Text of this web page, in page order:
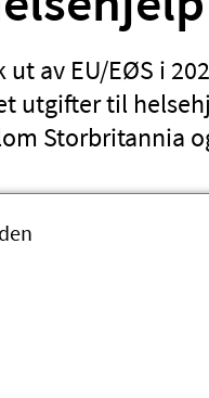
ut av EU/EØS i
utgifter til
Storbritannia